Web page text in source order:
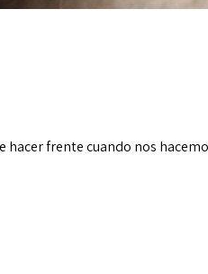
frente cuando nos